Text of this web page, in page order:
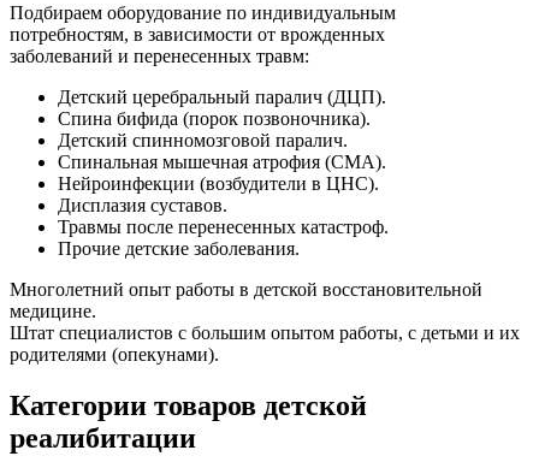
Подбираем оборудование по индивидуальным
потребностям, в зависимости от врожденных
заболеваний и перенесенных травм:
Детский церебральный паралич (ДЦП).
Спина бифида (порок позвоночника).
Детский спинномозговой паралич.
Спинальная мышечная атрофия (СМА).
Нейроинфекции (возбудители в ЦНС).
Дисплазия суставов.
Травмы после перенесенных катастроф.
Прочие детские заболевания.
Многолетний опыт работы в детской восстановительной
медицине.
Штат специалистов с большим опытом работы, с детьми и их
родителями (опекунами).
Категории товаров детской
реалибитации